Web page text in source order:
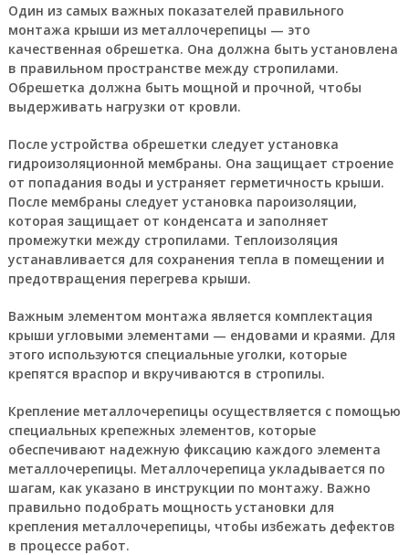
Один из самых важных показателей правильного
монтажа крыши из металлочерепицы — это
качественная обрешетка. Она должна быть установлена
в правильном пространстве между стропилами.
Обрешетка должна быть мощной и прочной, чтобы
выдерживать нагрузки от кровли.
После устройства обрешетки следует установка
гидроизоляционной мембраны. Она защищает строение
от попадания воды и устраняет герметичность крыши.
После мембраны следует установка пароизоляции,
которая защищает от конденсата и заполняет
промежутки между стропилами. Теплоизоляция
устанавливается для сохранения тепла в помещении и
предотвращения перегрева крыши.
Важным элементом монтажа является комплектация
крыши угловыми элементами — ендовами и краями. Для
этого используются специальные уголки, которые
крепятся враспор и вкручиваются в стропилы.
Крепление металлочерепицы осуществляется с помощью
специальных крепежных элементов, которые
обеспечивают надежную фиксацию каждого элемента
металлочерепицы. Металлочерепица укладывается по
шагам, как указано в инструкции по монтажу. Важно
правильно подобрать мощность установки для
крепления металлочерепицы, чтобы избежать дефектов
в процессе работ.